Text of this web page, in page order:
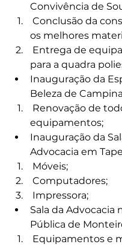
Convivência de
os melhores
para a quadra
Inauguração da
Beleza de
equipamentos;
Inauguração da
Advocacia em
Móveis;
Computadores;
Impressora;
Sala da Advocacia
Pública de